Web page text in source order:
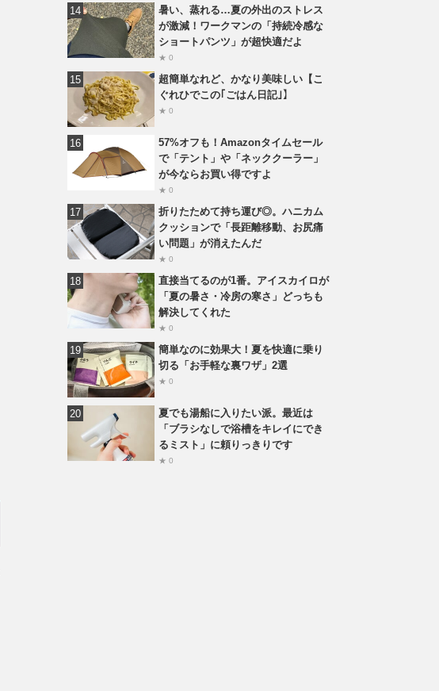
暑い、蒸れる…夏の外出のストレス
が激減！ワークマンの「持続冷感な
ショートパンツ」が超快適だよ
★ 0
超簡単なれど、かなり美味しい【こ
ぐれひでこの｢ごはん日記｣】
★ 0
57%オフも！Amazonタイムセール
で「テント」や「ネッククーラー」
が今ならお買い得ですよ
★ 0
折りたためて持ち運び◎。ハニカム
クッションで「長距離移動、お尻痛
い問題」が消えたんだ
★ 0
直接当てるのが1番。アイスカイロが
「夏の暑さ・冷房の寒さ」どっちも
解決してくれた
★ 0
簡単なのに効果大！夏を快適に乗り
切る「お手軽な裏ワザ」2選
★ 0
夏でも湯船に入りたい派。最近は
「ブラシなしで浴槽をキレイにでき
るミスト」に頼りっきりです
★ 0